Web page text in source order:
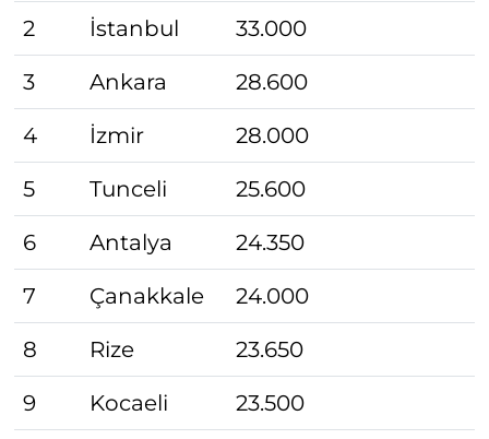
2 İstanbul 33.000
3 Ankara 28.600
4 İzmir 28.000
5 Tunceli 25.600
6 Antalya 24.350
7 Çanakkale 24.000
8 Rize 23.650
9 Kocaeli 23.500